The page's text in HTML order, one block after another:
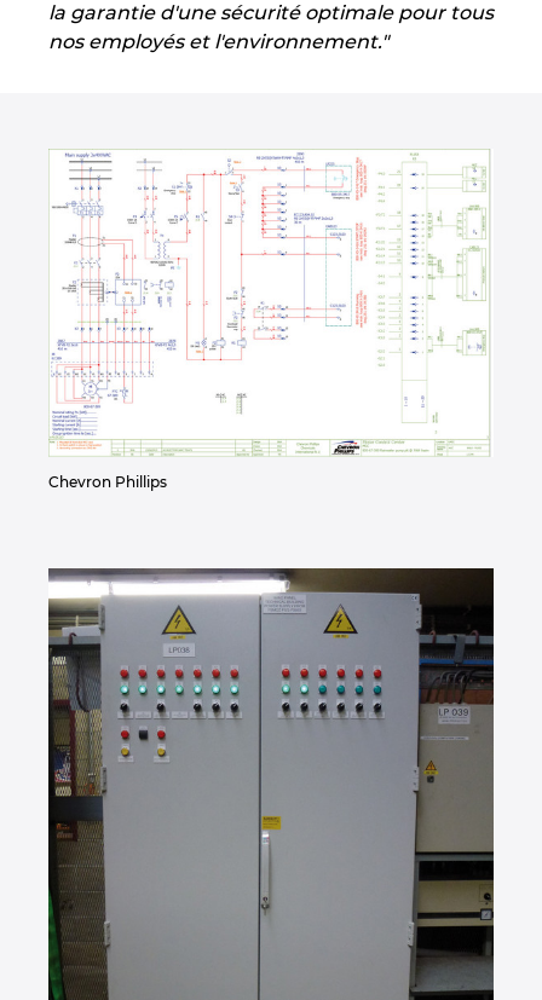
la garantie d'une sécurité optimale pour tous
nos employés et l'environnement."
Chevron Phillips